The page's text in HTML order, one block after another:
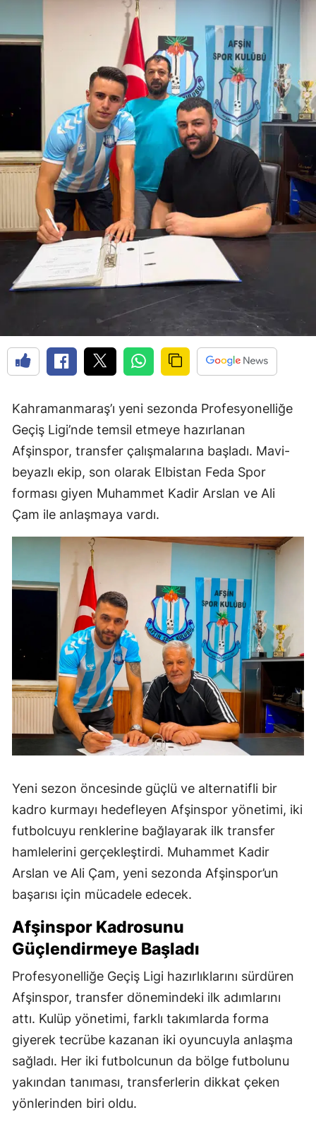
Kahramanmaraş’ı yeni sezonda Profesyonelliğe
Geçiş Ligi’nde temsil etmeye hazırlanan
Afşinspor, transfer çalışmalarına başladı. Mavi-
beyazlı ekip, son olarak Elbistan Feda Spor
forması giyen Muhammet Kadir Arslan ve Ali
Çam ile anlaşmaya vardı.
Yeni sezon öncesinde güçlü ve alternatifli bir
kadro kurmayı hedefleyen Afşinspor yönetimi, iki
futbolcuyu renklerine bağlayarak ilk transfer
hamlelerini gerçekleştirdi. Muhammet Kadir
Arslan ve Ali Çam, yeni sezonda Afşinspor’un
başarısı için mücadele edecek.
Afşinspor Kadrosunu
Güçlendirmeye Başladı
Profesyonelliğe Geçiş Ligi hazırlıklarını sürdüren
Afşinspor, transfer dönemindeki ilk adımlarını
attı. Kulüp yönetimi, farklı takımlarda forma
giyerek tecrübe kazanan iki oyuncuyla anlaşma
sağladı. Her iki futbolcunun da bölge futbolunu
yakından tanıması, transferlerin dikkat çeken
yönlerinden biri oldu.